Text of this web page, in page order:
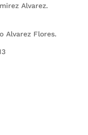
Alvarez.
Alvarez Flores.